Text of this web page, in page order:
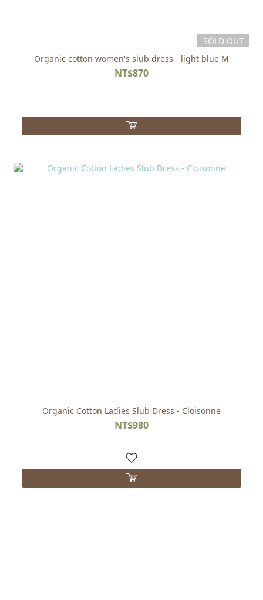
SOLD OUT
Organic cotton women's slub dress - light blue M
NT$870
Organic Cotton Ladies Slub Dress - Cloisonne
NT$980